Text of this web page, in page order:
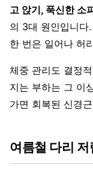
고 앉기, 푹신한 소
의 3대 원인입니다
한 번은 일어나 허
체중 관리도 결정
지는 부하는 그 이
가면 회복된 신경
여름철 다리